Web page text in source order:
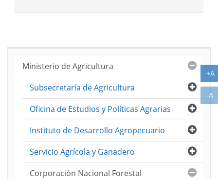
al
Ministerio de Agricultura
Abrir
Subsecretaría de Agricultura
Abrir
Oficina de Estudios y Políticas Agrarias
Abrir
Instituto de Desarrollo Agropecuario
Abrir
Servicio Agrícola y Ganadero
Corporación Nacional Forestal
+A
-A